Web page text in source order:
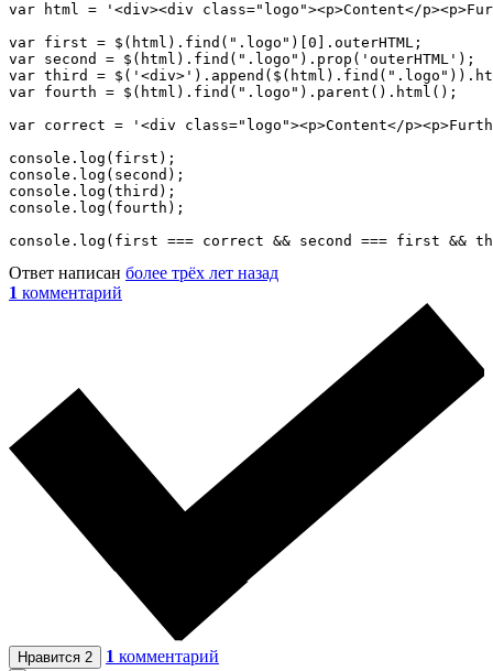
var html = '<div><div class="logo"><p>Content</
var first = $(html).find(".logo")[0].outerHTML;
var second = $(html).find(".logo").prop('outerHTML');
var third =
var fourth = $(html).find(".logo").parent().html();
var correct = '<div class="logo"><p>Content</
console.log(first);
console.log(second);
console.log(third);
console.log(fourth);
console.log(first === correct && second === first &&
Ответ написан более трёх лет назад
1 комментарий
Нравится 2 1 комментарий